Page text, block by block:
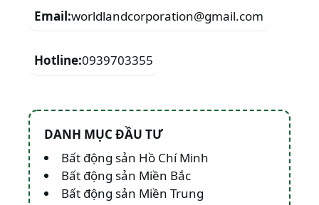
Email:worldlandcorporation@gmail.com
Hotline:0939703355
DANH MỤC ĐẦU TƯ
Bất động sản Hồ Chí Minh
Bất động sản Miền Bắc
Bất động sản Miền Trung